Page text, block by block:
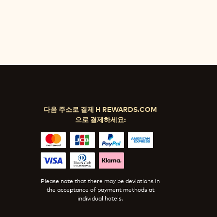
다음 주소로 결제 H REWARDS.COM
으로 결제하세요:
Please note that there may be deviations in
the acceptance of payment methods at
individual hotels.